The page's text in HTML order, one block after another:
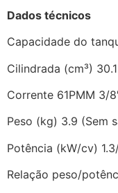
Dados técnicos
Capacidade do
Cilindrada (cm³) 30.1
Corrente 61PMM 3/
Peso (kg) 3.9 (Sem
Potência (kW/cv)
Relação peso/